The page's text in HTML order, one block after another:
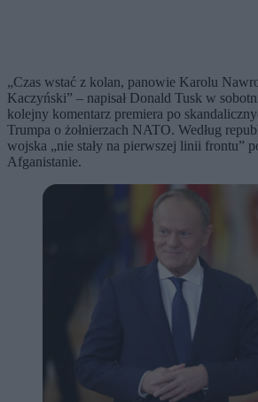
„Czas wstać z kolan, panowie Karolu
Kaczyński” – napisał Donald Tusk w
kolejny komentarz premiera po
Trumpa o żołnierzach NATO. Według
wojska „nie stały na pierwszej linii frontu”
Afganistanie.